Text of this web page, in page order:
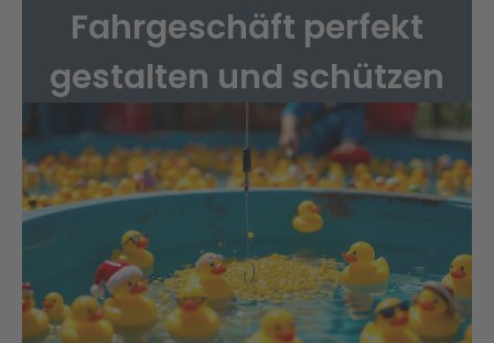
Fahrgeschäft perfekt
gestalten und schützen